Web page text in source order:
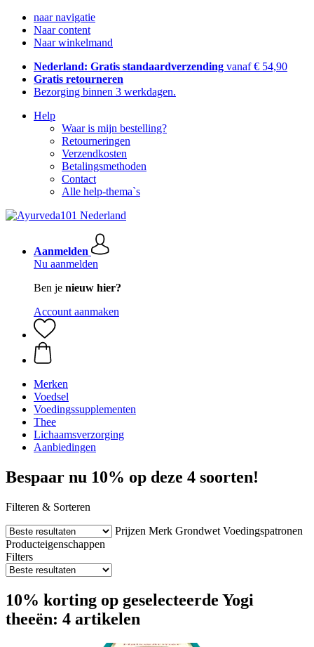
naar navigatie
Naar content
Naar winkelmand
Nederland: Gratis standaardverzending vanaf € 54,90
Gratis retourneren
Bezorging binnen 3 werkdagen.
Help
Waar is mijn bestelling?
Retourneringen
Verzendkosten
Betalingsmethoden
Contact
Alle help-thema`s
Aanmelden
Nu aanmelden
Ben je nieuw hier?
Account aanmaken
Merken
Voedsel
Voedingssupplementen
Thee
Lichaamsverzorging
Aanbiedingen
Bespaar nu 10% op deze 4 soorten!
Filteren & Sorteren
Prijzen Merk Grondwet Voedingspatronen
Producteigenschappen
Filters
10% korting op geselecteerde Yogi
theeën: 4 artikelen